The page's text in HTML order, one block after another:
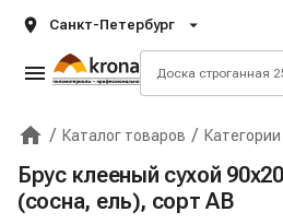
Санкт-Петербург
Главная
/ Каталог товаров / Категории
Брус клееный сухой
(сосна, ель), сорт АВ
Крона